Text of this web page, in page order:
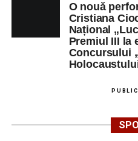
O nouă
Cristiana
Național
Premiul III la
Concursului